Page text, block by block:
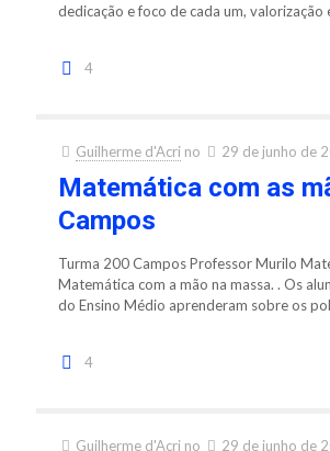
dedicação e foco de cada um, valorização
4
Guilherme d'Acri no 29 de junho de
Matemática com as
Campos
Turma 200 Campos Professor Murilo
Matemática com a mão na massa. . Os
do Ensino Médio aprenderam sobre os
4
Guilherme d'Acri no 29 de junho de